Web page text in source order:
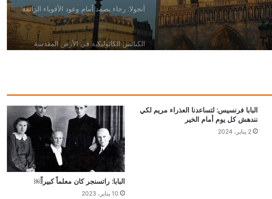
أنجولا: رجاء يصمد أمام وعود الأقوياء الزائفة
الكنائس الكاثوليكية في الأرض المقدسة
تدين تدنيس تمثال المسيح المصلوب
الصراع في الشرق الأوسط
الكاردينال بيتسابالا: الكنيسة لن تتخلى أبدًا
عن المحتاجين في غزة
دعوة مشتركة لتجديد الإيمان وترسيخ السلام
والحوار.. رسالة دائرة الحوار بين الأديان
بمناسبة رمضان وعيد الفطر
البابا فرنسيس: لتساعدنا العذراء مريم لكي
نندهش كل يوم أمام الخير
2 يناير، 2024
البابا: راتسنجر كان معلماً كبيراً￼
10 يناير، 2023